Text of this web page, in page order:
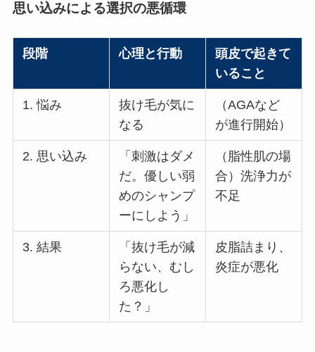
思い込みによる選択の悪循環
段階 心理と行動
頭皮で起きて
いること
1. 悩み
抜け毛が気に
なる
（AGAなど
が進行開始）
2. 思い込み
「刺激はダメ
だ。優しい弱
めのシャンプ
ーにしよう」
（脂性肌の場
合）洗浄力が
不足
3. 結果
「抜け毛が減
らない、むし
ろ悪化し
た？」
皮脂詰まり、
炎症が悪化